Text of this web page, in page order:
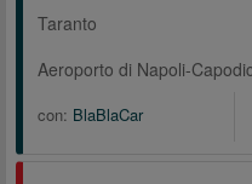
Taranto
Aeroporto di Napoli-
con: BlaBlaCar